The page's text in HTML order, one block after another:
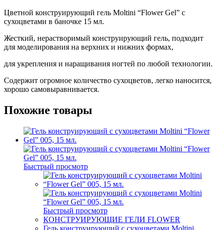
15
мл.
Цветной конструирующий гель Moltini “Flower Gel” с
сухоцветами в баночке 15 мл.
Жесткий, нерастворимый конструирующий гель, подходит
для моделирования на верхних и нижних формах,
для укрепления и наращивания ногтей по любой технологии.
Содержит огромное количество сухоцветов, легко наносится,
хорошо самовыравнивается.
Похожие товары
Быстрый просмотр
Быстрый просмотр
КОНСТРУИРУЮЩИЕ ГЕЛИ FLOWER
Гель конструирующий с сухоцветами Moltini